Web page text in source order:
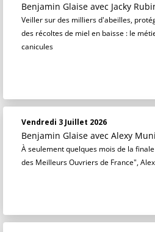
Benjamin Glaise avec Jacky
Veiller sur des milliers d'abeilles,
des récoltes de miel en baisse : le
canicules
Vendredi 3 Juillet 2026
Benjamin Glaise avec Alexy
À seulement quelques mois de la
des Meilleurs Ouvriers de France",